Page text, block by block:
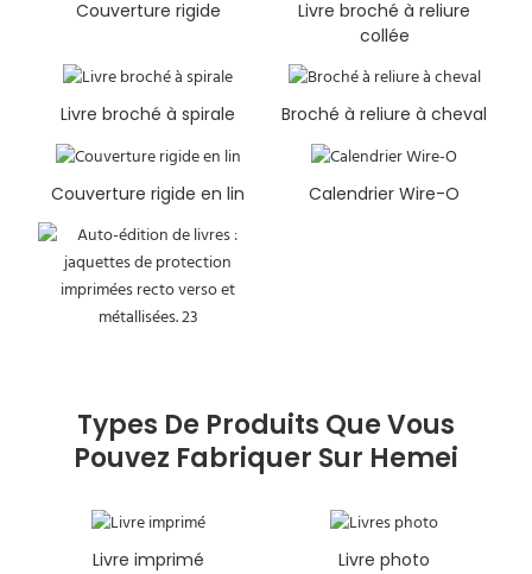
Couverture rigide
Livre broché à reliure
collée
Livre broché à spirale Broché à reliure à cheval
Couverture rigide en lin Calendrier Wire-O
Types De Produits Que Vous
Pouvez Fabriquer Sur Hemei
Livre imprimé Livre photo